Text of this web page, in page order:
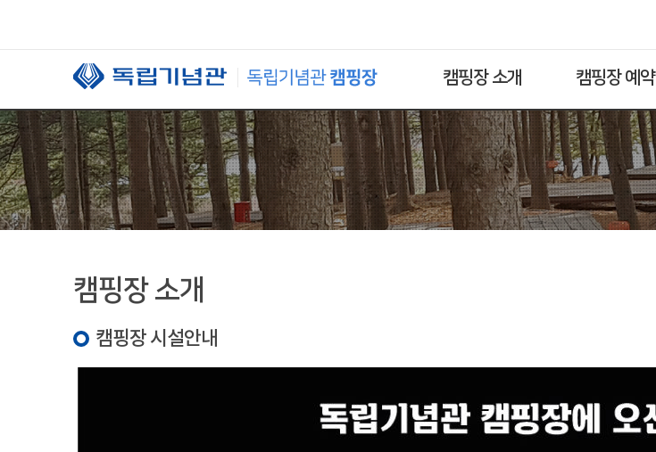
캠핑장 소개 캠핑장 예약
캠핑장 소개
캠핑장 시설안내